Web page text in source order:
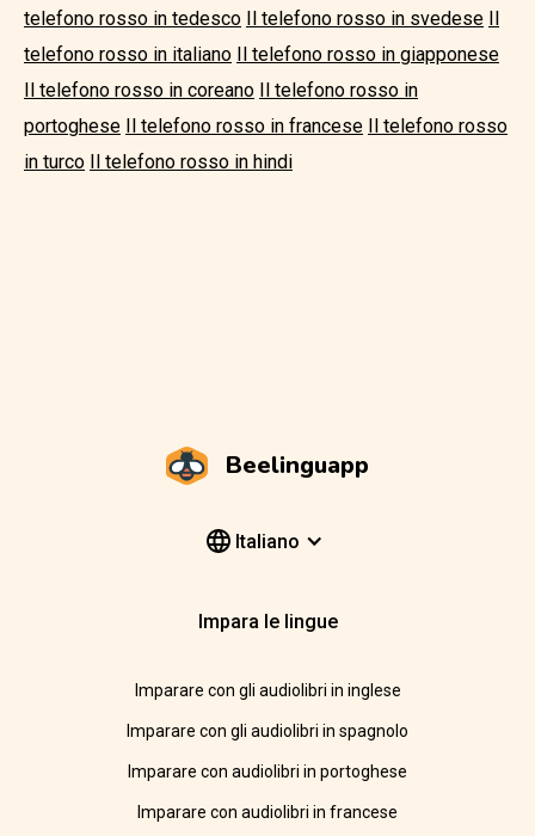
telefono rosso in tedesco Il telefono rosso in svedese Il
telefono rosso in italiano Il telefono rosso in giapponese
Il telefono rosso in coreano Il telefono rosso in
portoghese Il telefono rosso in francese Il telefono rosso
in turco Il telefono rosso in hindi
Beelinguapp
Italiano
Impara le lingue
Imparare con gli audiolibri in inglese
Imparare con gli audiolibri in spagnolo
Imparare con audiolibri in portoghese
Imparare con audiolibri in francese